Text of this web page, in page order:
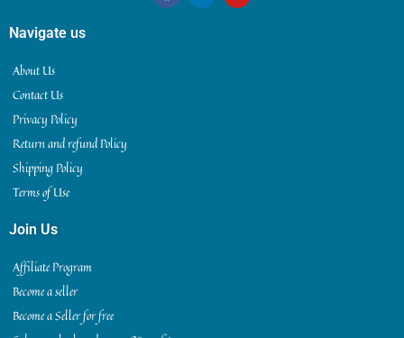
Navigate us
About Us
Contact Us
Privacy Policy
Return and refund Policy
Shipping Policy
Terms of Use
Join Us
Affiliate Program
Become a seller
Become a Seller for free